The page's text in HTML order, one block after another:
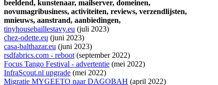
beeldend, kunstenaar, mailserver, domeinen,
novumagribusiness, activiteiten, reviews, verzendlijsten,
mnieuws, aanstrand, aanbiedingen,
tinyhousebaillestavy.eu (juli 2023)
chez-odette.eu (juni 2023)
casa-balthazar.eu (juni 2023)
rsdfabrics.com - reboot(september 2022)
Focus Tango Festival - advertentie (mei 2022)
InfraScout.nl upgrade (mei 2022)
Migratie MYGEETO naar DAGOBAH (april 2022)